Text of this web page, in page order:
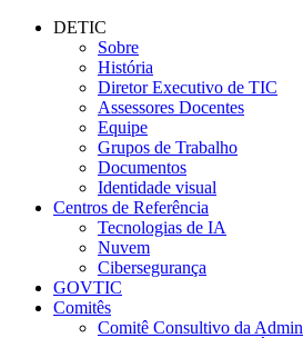
Conteúdo principal
DETIC
Sobre
História
Diretor Executivo de TIC
Assessores Docentes
Equipe
Grupos de Trabalho
Documentos
Identidade visual
Centros de Referência
Tecnologias de IA
Nuvem
Cibersegurança
GOVTIC
Comitês
Comitê Consultivo da